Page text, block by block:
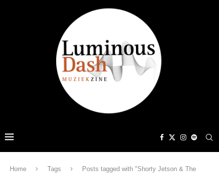
Home Tags
Posts tagged with "Shorty Jetson & The